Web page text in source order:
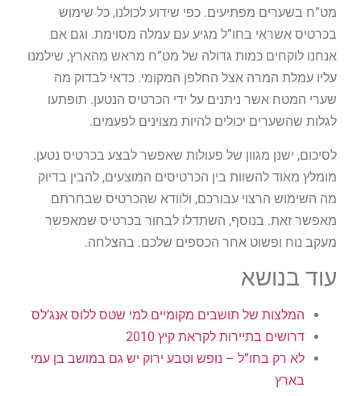
מט”ח בשערים מפתיעים. כפי שידוע לכולנו, כל שימוש
בכרטיס אשראי בחו”ל מגיע עם עמלה מסוימת. וגם אם
אנחנו לוקחים כמות גדולה של מט”ח מראש מהארץ, שילמנו
עליו עמלת המרה אצל החלפן המקומי. כדאי לבדוק מה
שערי המטח אשר ניתנים על ידי הכרטיס הנטען. תופתעו
לגלות שהשערים יכולים להיות מצוינים לפעמים.
לסיכום, ישנן מגוון של פעולות שאפשר לבצע בכרטיס נטען.
מומלץ מאוד להשוות בין הכרטיסים המוצעים, להבין בדיוק
מה השימוש הרצוי עבורכם, ולוודא שהכרטיס שבחרתם
מאפשר זאת. בנוסף, השתדלו לבחור בכרטיס שמאפשר
מעקב נוח ופשוט אחר הכספים שלכם. בהצלחה.
עוד בנושא
המלצות של תושבים מקומיים למי שטס ללוס אנג’לס
דרושים בתיירות לקראת קיץ 2010
לא רק בחו”ל – נופש וטבע ירוק יש גם במושב בן עמי
בארץ